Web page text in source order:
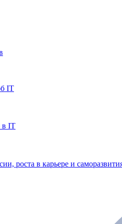
IT
в IT
роста в карьере и